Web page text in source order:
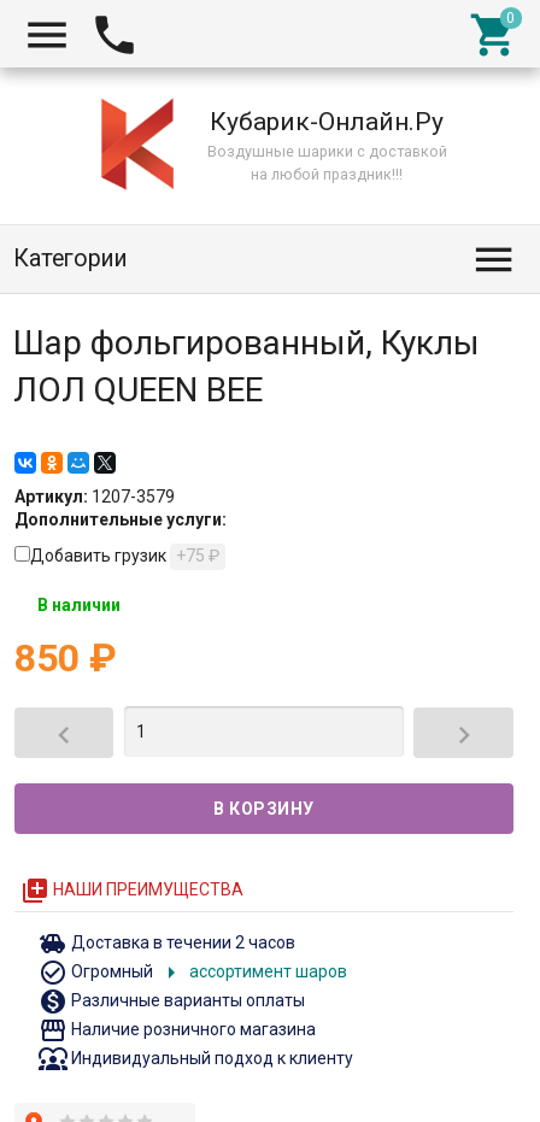
  
Кубарик-Онлайн.Ру
Воздушные шарики с доставкой
на любой праздник!!!
Категории 
Шар фольгированный, Куклы
ЛОЛ QUEEN BEE
Артикул: 1207-3579
Дополнительные услуги:
Добавить грузик +75 ₽
В наличии
850 ₽
 
queue НАШИ ПРЕИМУЩЕСТВА
toys Доставка в течении 2 часов
check_circle_outline Огромный arrow_right ассортимент шаров
monetization_on Различные варианты оплаты
storefront Наличие розничного магазина
diversity_1Индивидуальный подход к клиенту